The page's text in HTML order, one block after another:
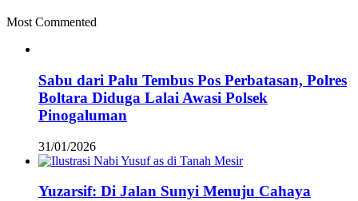
Most Commented
Sabu dari Palu Tembus Pos Perbatasan, Polres
Boltara Diduga Lalai Awasi Polsek
Pinogaluman
31/01/2026
Yuzarsif: Di Jalan Sunyi Menuju Cahaya